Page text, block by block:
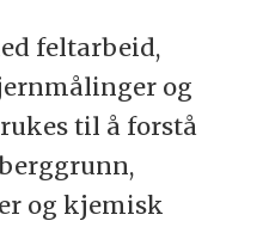
feltarbeid,
og
til å forstå
og kjemisk